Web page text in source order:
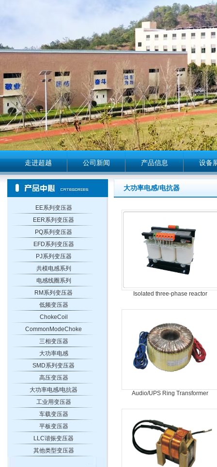
走进超越 公司新闻 产品信息 设备
EE系列变压器
EER系列变压器
PQ系列变压器
EFD系列变压器
PJ系列变压器
共模电感系列
电感线圈系列
RM系列变压器
低频变压器
ChokeCoil
CommonModeChoke
三相变压器
大功率电感
SMD系列变压器
高压变压器
大功率电感/电抗器
工业用变压器
车载变压器
平板变压器
LLC谐振变压器
其他类型变压器
大功率电感/电抗器
Isolated three-phase reactor
Audio/UPS Ring Transformer